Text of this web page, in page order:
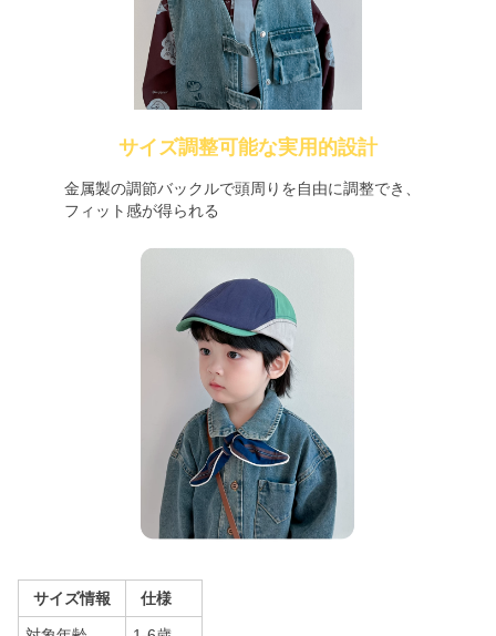
サイズ調整可能な実用的設計
金属製の調節バックルで頭周りを自由に調整でき、
フィット感が得られる
サイズ情報 仕様